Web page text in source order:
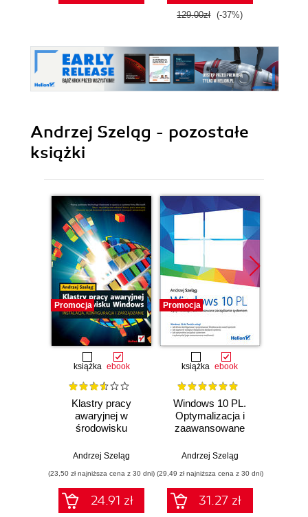
129.00zł (-37%)
Andrzej Szeląg - pozostałe
książki
Promocja
książka ebook
Klastry pracy
awaryjnej w
środowisku
Instalacja,
zarządzanie
Andrzej Szeląg
(23,50 zł najniższa cena z 30 dni)
24.91 zł
Promocja
książka ebook
Windows 10 PL.
Optymalizacja i
zaawansowane
systemem
Andrzej Szeląg
(29,49 zł najniższa cena z 30 dni)
31.27 zł